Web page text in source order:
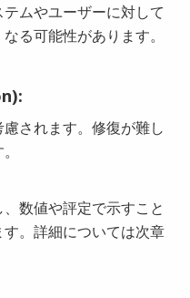
ムやユーザーに対して
る可能性があります。
されます。修復が難し
数値や評定で示すこと
。詳細については次章